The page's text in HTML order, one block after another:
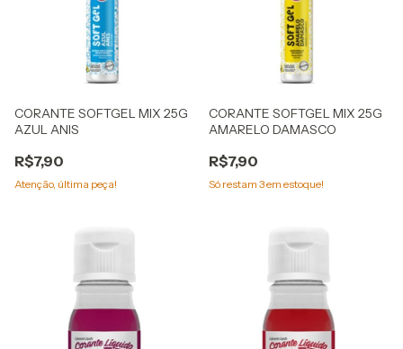
CORANTE SOFTGEL MIX 25G
AZUL ANIS
R$7,90
Atenção, última peça!
CORANTE SOFTGEL MIX 25G
AMARELO DAMASCO
R$7,90
Só restam 3em estoque!